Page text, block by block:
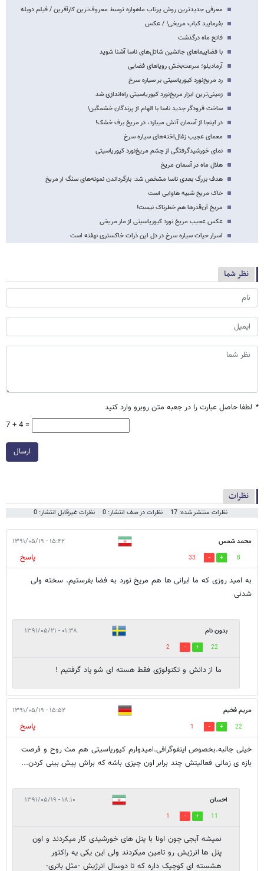
معرفی جدیدترین روش پرتاب ماهواره توسط معروف‌ترین کارآفرین / فیلم دوبله
بفرمایید کباب مریخی! / عکس
فاتح ماه درگذشت
با فضاپیماهای جانشین شاتل‌های ناسا آشنا شوید
آرمادیلو؛ سرعت‌بخش رویاهای فضایی
رد مریخ‌نورد کیوریاسیتی بر سیاره سرخ
زمینی‌ترین ابزار مریخ‌نورد کیوریاسیتی راه‌اندازی شد
ساخت فرودگر جدید ناسا با الهام از پرندگان خشمگین!
در اینجا از آسمان آتش می‎بارد، در مریخ برف خشک!
معمای عجیب زغال‌اخته‌های سیاره سرخ
نمای خورشیدگرفتگی از چشم مریخ‌نورد کیوریاسیتی
هلال ماه در آسمان مریخ
هدف بزرگ بعدی ناسا مشخص شد: بازگرداندن نمونه‌های سنگ از مریخ
خاک مریخ شبیه هاوایی است
مریخ آن‌قدرها هم خطرناک نیست!
عکس عجیب مریخ نورد کیوریاسیتی از مار مریخی
اسرار حیات سیاره سرخ در دل این ذرات خاکستری نهفته است
نظر شما
* لطفا حاصل عبارت را در جعبه متن روبرو وارد کنید
7 + 4 =
ارسال
نظرات
نظرات منتشر شده: 17 نظرات در صف انتشار: 0 نظرات غیرقابل انتشار: 0
محمد شمس ۱۵:۴۲ - ۱۳۹۱/۰۵/۱۹
8
33
پاسخ
به امید روزی که ما ایرانی ها هم مریخ نورد به فضا بفرستیم. سخته ولی
شدنی
بدون نام ۰۱:۳۸ - ۱۳۹۱/۰۵/۲۱
22
2
ما از دانش و تکنولوژی فقط هسته ای شو یاد گرفتیم !
مریم فخیم ۱۵:۵۲ - ۱۳۹۱/۰۵/۱۹
22
1
پاسخ
خیلی جالبه.بخصوص اینفوگرافی.امیدوارم کیوریاسیتی هم مث روح و فرصت
بازه ی زمانی فعالیتش چند برابر اون چیزی باشه که براش پیش بینی کردن...
احسان ۱۸:۱۰ - ۱۳۹۱/۰۵/۱۹
11
1
نمیشه آبجی چون اونا با پنل های خورشیدی کار میکردند و اون
پنل ها انرژیش رو تامین میکردند ولی این یکی یه راکتور
هشسته ای کوچیک داره که تا دوسال انرژیش -مثل باتری-